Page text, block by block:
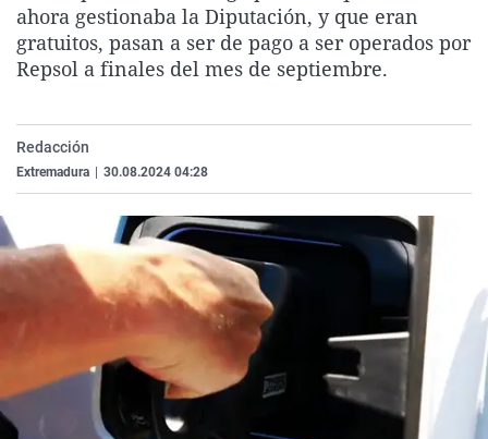
La rosa de los vientos
Gente viajera
Caso
Retornados
Operación Viuda
Extremadura
Galicia
Navarra
Virales
Televisión
ahora gestionaba la Diputación, y que eran
gratuitos, pasan a ser de pago a ser operados por
Repsol a finales del mes de septiembre.
Redacción
Extremadura 30.08.2024 04:28